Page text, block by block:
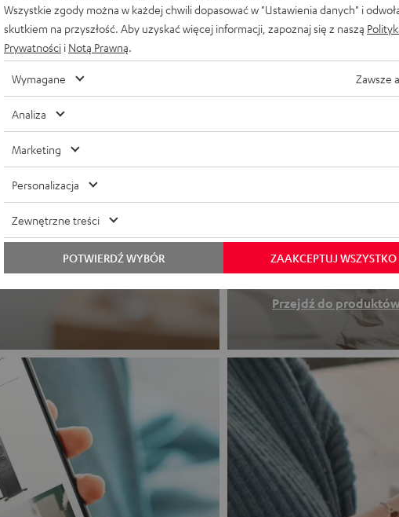
Dobry dźwięk
Przejdź do produktów
Wszystkie zgody można w każdej chwili dopasować w "Ustawienia danych" i
skutkiem na przyszłość. Aby uzyskać więcej informacji, zapoznaj się z naszą
Prywatności i Notą Prawną
Wymagane Zawsze
Analiza
Marketing
Personalizacja
Zewnętrzne treści
ZAAKCEPTUJ WSZYSTKO
POTWIERDŹ WYBÓR